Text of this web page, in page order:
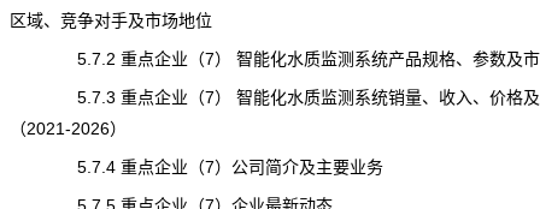
区域、竞争对手及市场地位
5.7.2 重点企业（7） 智能化水质监测系统产品规格、参数及市
5.7.3 重点企业（7） 智能化水质监测系统销量、收入、价格及
（2021-2026）
5.7.4 重点企业（7）公司简介及主要业务